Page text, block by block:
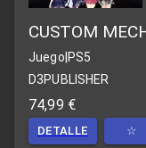
CUSTOM
Juego PS5
D3PUBLISHER
74,99 €
DETALLE ☆